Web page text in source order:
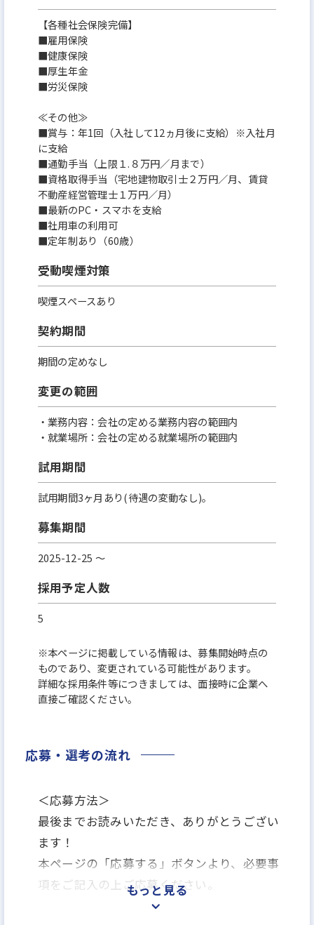
【各種社会保険完備】
■雇用保険
■健康保険
■厚生年金
■労災保険
≪その他≫
■賞与：年1回（入社して12ヵ月後に支給）※入社月
に支給
■通勤手当（上限１.８万円／月まで）
■資格取得手当（宅地建物取引士２万円／月、賃貸
不動産経営管理士１万円／月）
■最新のPC・スマホを支給
■社用車の利用可
■定年制あり（60歳）
受動喫煙対策
喫煙スペースあり
契約期間
期間の定めなし
変更の範囲
・業務内容：会社の定める業務内容の範囲内
・就業場所：会社の定める就業場所の範囲内
試用期間
試用期間3ヶ月あり(待遇の変動なし)。
募集期間
2025-12-25 〜
採用予定人数
5
※本ページに掲載している情報は、募集開始時点の
ものであり、変更されている可能性があります。
詳細な採用条件等につきましては、面接時に企業へ
直接ご確認ください。
応募・選考の流れ
＜応募方法＞
最後までお読みいただき、ありがとうござい
ます！
本ページの「応募する」ボタンより、必要事
項をご記入の上ご応募ください。
もっと見る